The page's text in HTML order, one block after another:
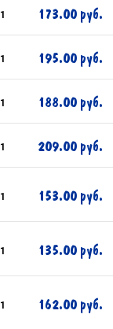
1 173.00 руб.
1 195.00 руб.
1 188.00 руб.
1 209.00 руб.
1 153.00 руб.
1 135.00 руб.
1 162.00 руб.